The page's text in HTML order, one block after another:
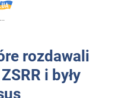
rozdawali
i były